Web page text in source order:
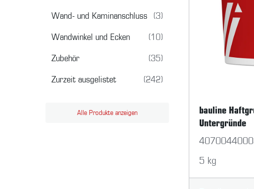
Wand- und Kaminanschluss (3)
Wandwinkel und Ecken (10)
Zubehör (35)
Zurzeit ausgelistet (242)
Alle Produkte anzeigen
bauline
Untergründe
5 kg